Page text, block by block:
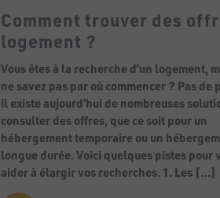
Comment trouver des
logement ?
Vous êtes à la recherche d’un logement,
ne savez pas par où commencer ? Pas de
il existe aujourd’hui de nombreuses
consulter des offres, que ce soit pour un
hébergement temporaire ou un
longue durée. Voici quelques pistes pour
aider à élargir vos recherches. 1. Les […]